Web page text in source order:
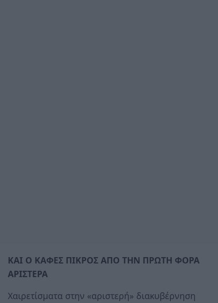
ΚΑΙ Ο ΚΑΦΕΣ ΠΙΚΡΟΣ ΑΠΟ ΤΗΝ ΠΡΩΤΗ ΦΟΡΑ
ΑΡΙΣΤΕΡΑ
Χαιρετίσματα στην «αριστερή» διακυβέρνηση